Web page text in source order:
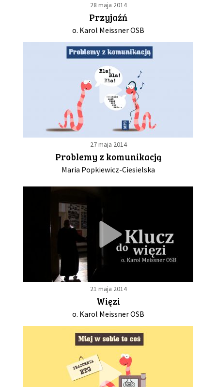
28 maja 2014
Przyjaźń
o. Karol Meissner OSB
27 maja 2014
Problemy z komunikacją
Maria Popkiewicz-Ciesielska
21 maja 2014
Więzi
o. Karol Meissner OSB